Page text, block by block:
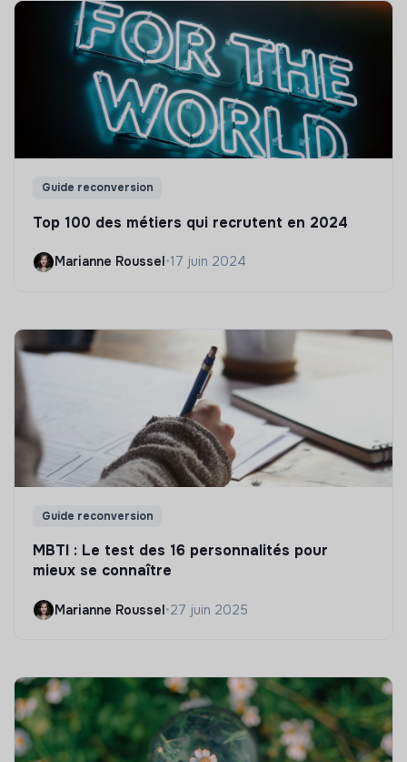
Guide reconversion
Top 100 des métiers qui recrutent en 2024
Marianne Roussel•17 juin 2024
Guide reconversion
MBTI : Le test des 16 personnalités pour
mieux se connaître
Marianne Roussel•27 juin 2025